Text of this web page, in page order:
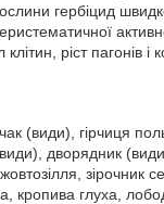
гербіцид
ріст пагонів і
(види), гірчиця
дворядник
зірочник
кропива глуха,